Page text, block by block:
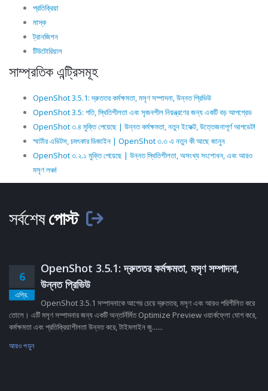
প্রতিক্রিয়া
মাস্ক
ট্রানজিশন
টিউটোরিয়াল
সাম্প্রতিক এন্ট্রিসমূহ
OpenShot 3.5.1: দ্রুততর কর্মক্ষমতা, মসৃণ সম্পাদনা, উন্নত প্রিভিউ
OpenShot 3.5: গতি, স্থিতিশীলতা এবং সৃজনশীল নিয়ন্ত্রণের জন্য একটি বড় আপগ্রেড
OpenShot ৩.৪ মুক্তি পেয়েছে | উন্নত কর্মক্ষমতা, নতুন ইফেক্ট, উত্তেজনাপূর্ণ আপডেট!
স্মার্টার এডিটস, চমৎকার ডিজাইন | OpenShot ৩.৩ এ নতুন কী আছে জানুন
OpenShot ৩.২.১ মুক্তি পেয়েছে | উন্নত স্থিতিশীলতা, অসংখ্য সংশোধন, এবং আরও
মসৃণ লঞ্চ!
সর্বশেষপোস্ট
6
এপ্রি.
OpenShot 3.5.1: দ্রুততর কর্মক্ষমতা, মসৃণ সম্পাদনা,
উন্নত প্রিভিউ
OpenShot 3.5.1 সম্পাদনাকে আগের চেয়ে দ্রুততর, মসৃণ এবং আরও পরিশীলিত করে
তোলে। এটি মসৃণ সম্পাদনার জন্য একটি অন্তর্নির্মিত Optimize Preview ওয়ার্কফ্লো যোগ করে,
কর্মক্ষমতা এবং প্রতিক্রিয়াশীলতা উন্নত করে, টাইমলাইন জু......
আরও পড়ুন